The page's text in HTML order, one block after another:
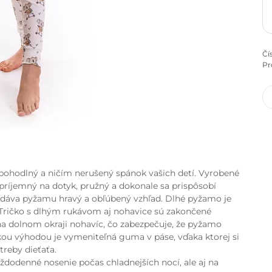
a ničím nerušený spánok vašich detí. Vyrobené
na dotyk, pružný a dokonale sa prispôsobí
pyžamu hravý a obľúbený vzhľad. Dlhé pyžamo je
s dlhým rukávom aj nohavice sú zakončené
okraji nohavíc, čo zabezpečuje, že pyžamo
výhodou je vymeniteľná guma v páse, vďaka ktorej si
dieťaťa.
nosenie počas chladnejších nocí, ale aj na